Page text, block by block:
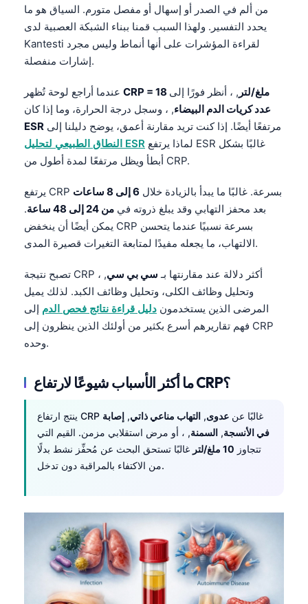
من ألم في الصدر أو إسهال أو مفصل متورم. السياق هو ما
يحدد التفسير. ولهذا السبب قمنا ببناء الشبكة العصبية لدى
Kantesti لقراءة المؤشرات على أنها أنماط وليس مجرد
إشارات منفصلة.
CRP = 18 ملغ/لتر , ، أنظر فورًا إلى
عدد كريات الدم البيضاء, ، وسجل درجة الحرارة، وما إذا كان
ESR مرتفعًا أيضًا. إذا كنت تريد مقارنة أعمق، يوضح دليلنا إلى
النطاق الطبيعي لتحليل ESR
أبطأ ويظل مرتفعًا لمدة أطول من CRP.
يرتفع CRP بسرعة. غالبًا ما يبدأ بالزيادة خلال 6 إلى 8 ساعات
بعد محفز التهابي وقد يبلغ ذروته في من 24 إلى 48 ساعة
.
يمكن أيضًا أن ينخفض CRP بسرعة نسبيًا عندما يتحسن
الالتهاب، ما يجعله مفيدًا لمتابعة التغيرات قصيرة المدى.
تصبح نتيجة CRP أكثر دلالة عند مقارنتها بـ سي بي سي, ،
وتحليل وظائف الكلى، وتحليل وظائف الكبد. لذلك يميل
المرضى الذين يستخدمون دليل قراءة نتائج فحص الدم إلى
فهم تقاريرهم أسرع بكثير من أولئك الذين ينظرون إلى CRP
وحده.
ما أكثر الأسباب شيوعًا لارتفاع CRP؟
ينتج ارتفاع CRP غالبًا عن عدوى, التهاب مناعي ذاتي, إصابة
في الأنسجة, السمنة, ، أو مرض استقلابي مزمن. القيم التي
تتجاوز 10 ملغ/لتر
غالبًا تستحق البحث عن مُحفِّز نشط بدلًا
من الاكتفاء بالمراقبة دون تدخل.